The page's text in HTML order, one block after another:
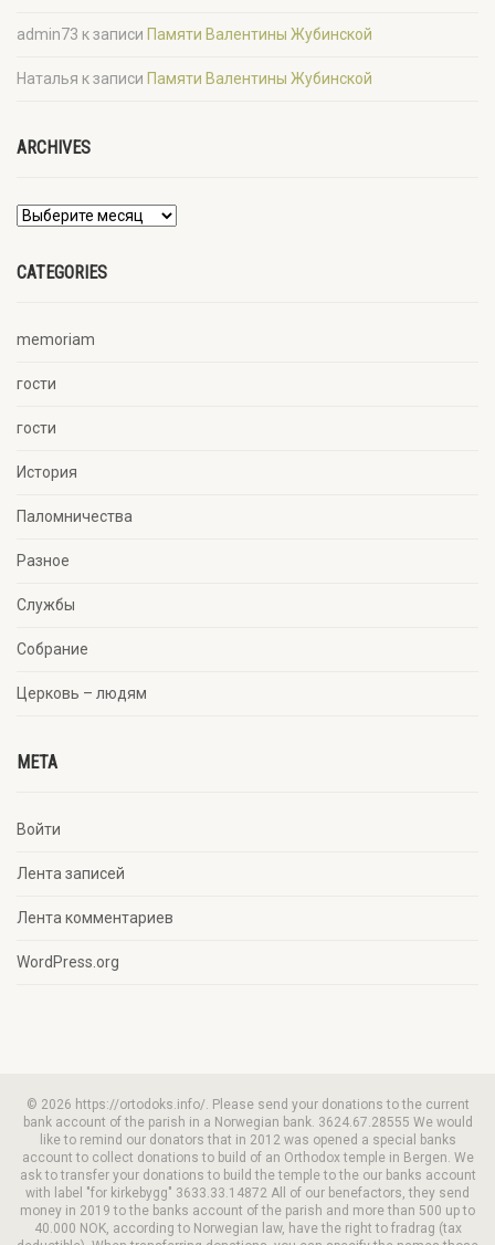
admin73 к записи Памяти Валентины Жубинской
Наталья к записи Памяти Валентины Жубинской
ARCHIVES
CATEGORIES
memoriam
гости
гости
История
Паломничества
Разное
Службы
Собрание
Церковь – людям
META
Войти
Лента записей
Лента комментариев
WordPress.org
© 2026 https://ortodoks.info/. Please send your donations to the current
bank account of the parish in a Norwegian bank. 3624.67.28555 We would
like to remind our donators that in 2012 was opened a special banks
account to collect donations to build of an Orthodox temple in Bergen. We
ask to transfer your donations to build the temple to the our banks account
with label "for kirkebygg" 3633.33.14872 All of our benefactors, they send
money in 2019 to the banks account of the parish and more than 500 up to
40.000 NOK, according to Norwegian law, have the right to fradrag (tax